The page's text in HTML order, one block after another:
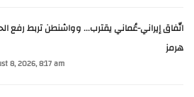
اتّفاق إيراني-عُماني يقترب... وواشنطن تربط رفع
هرمز
8, 2026, 8:17 am